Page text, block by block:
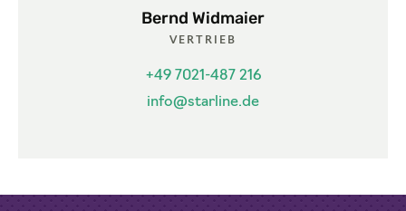
Bernd Widmaier
VERTRIEB
+49 7021-487 216
info@starline.de